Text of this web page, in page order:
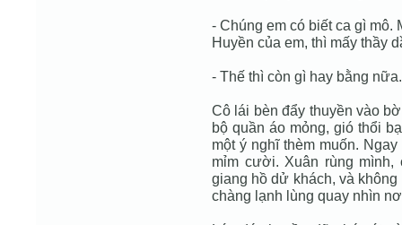
- Chúng em có biết ca gì mô.
Huyền của em, thì mấy thầy
- Thế thì còn gì hay bằng nữa.
Cô lái bèn đẩy thuyền vào
bộ quần áo mỏng, gió thổi
một ý nghĩ thèm muốn.
mỉm cười. Xuân rùng
giang hồ dử khách, và
chàng lạnh lùng quay nhìn